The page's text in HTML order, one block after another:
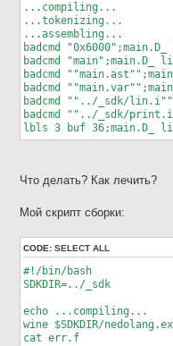
...compiling...
...tokenizing...
...assembling...
badcmd
badcmd "main";main.D_
badcmd
badcmd
badcmd ""../_sdk/
badcmd ""../_sdk/
lbls 3 buf 36;main.D_
Что делать? Как лечить?
Мой скрипт сборки:
CODE:SELECT ALL
#!/bin/bash
SDKDIR=../_sdk
echo ...compiling...
wine $SDKDIR/
cat err.f